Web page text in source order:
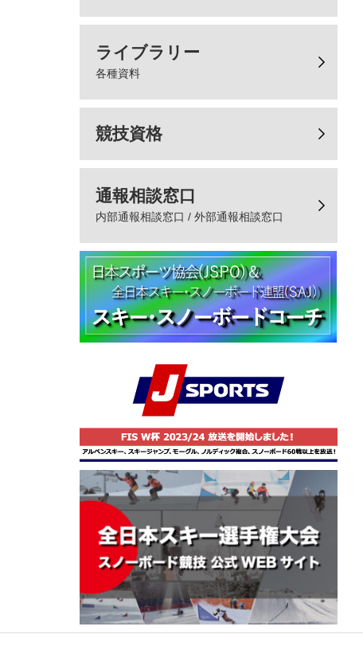
ライブラリー
各種資料
競技資格
通報相談窓口
内部通報相談窓口 / 外部通報相談窓口